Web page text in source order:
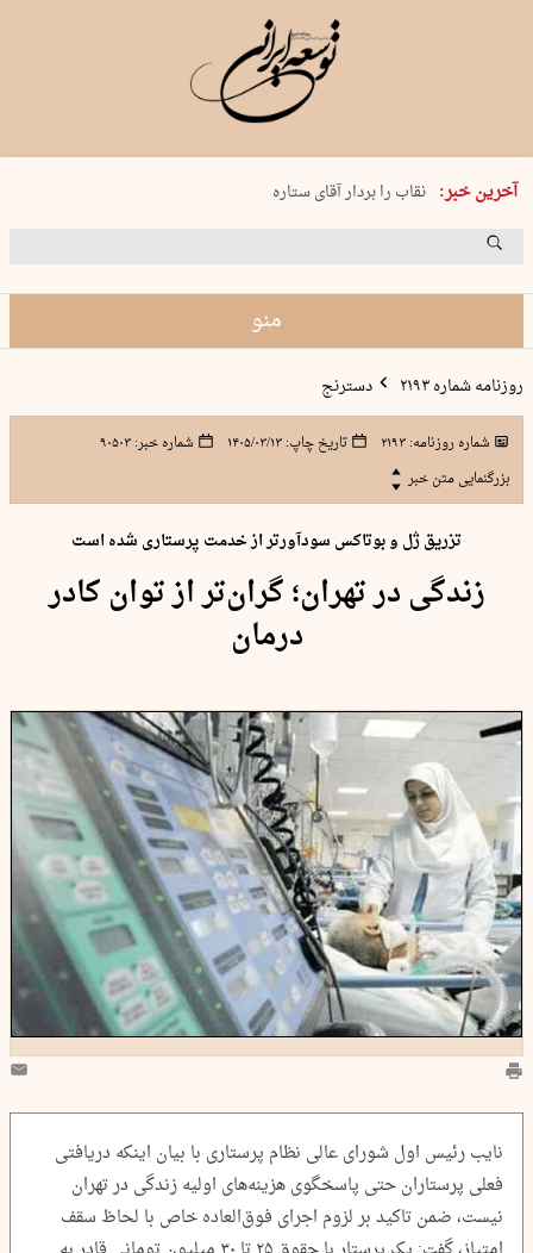
آخرین خبر:
پنجشنبه 15 مرداد 1405 شماره 2243
نقاب را بردار آقای ستاره
کدام فوتبال؟
منو
روزنامه شماره ۲۱۹۳ دسترنج
شماره روزنامه:۲۱۹۳ تاریخ چاپ:۱۴۰۵/۰۳/۱۳ شماره خبر:۹۰۵۰۳
بزرگنمایی متن خبر
تزریق ژل و بوتاکس سودآورتر از خدمت پرستاری شده است
زندگی در تهران؛ گران‌تر از توان کادر
درمان
نایب رئیس اول شورای عالی نظام پرستاری با بیان اینکه دریافتی
فعلی پرستاران حتی پاسخگوی هزینه‌های اولیه زندگی در تهران
نیست، ضمن تاکید بر لزوم اجرای فوق‌العاده خاص با لحاظ سقف